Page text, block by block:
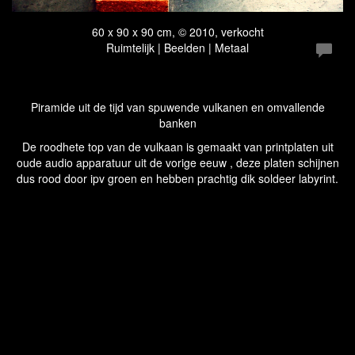
60 x 90 x 90 cm, © 2010, verkocht
Ruimtelijk | Beelden | Metaal
Piramide uit de tijd van spuwende vulkanen en omvallende
banken
De roodhete top van de vulkaan is gemaakt van printplaten uit
oude audio apparatuur uit de vorige eeuw , deze platen schijnen
dus rood door ipv groen en hebben prachtig dik soldeer labyrint.